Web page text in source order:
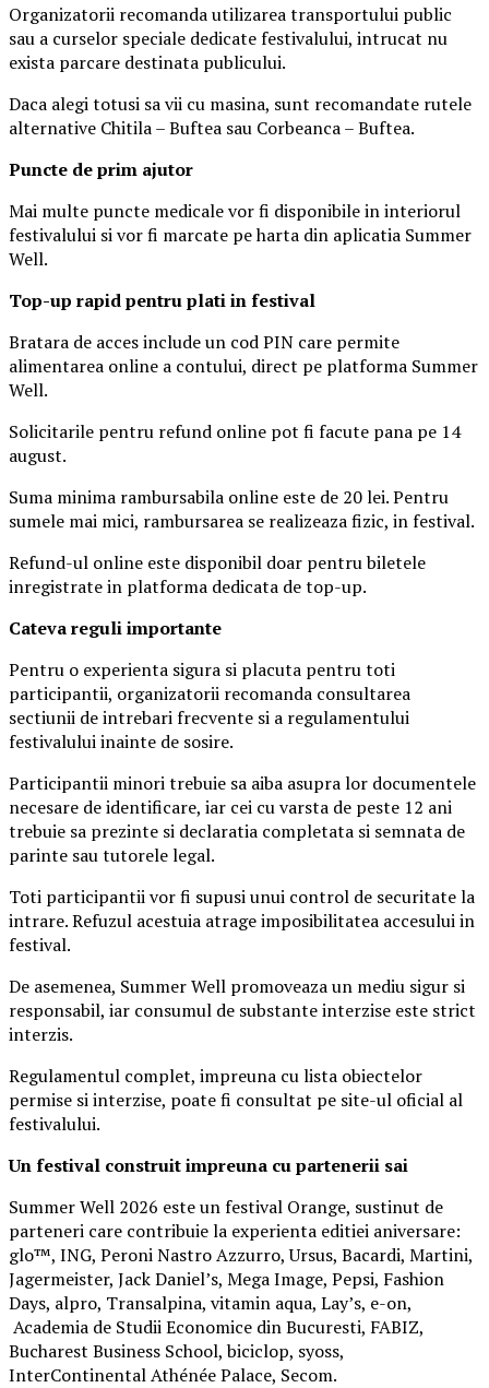
Organizatorii recomanda utilizarea transportului public
sau a curselor speciale dedicate festivalului, intrucat nu
exista parcare destinata publicului.
Daca alegi totusi sa vii cu masina, sunt recomandate rutele
alternative Chitila – Buftea sau Corbeanca – Buftea.
Puncte de prim ajutor
Mai multe puncte medicale vor fi disponibile in interiorul
festivalului si vor fi marcate pe harta din aplicatia Summer
Well.
Top-up rapid pentru plati in festival
Bratara de acces include un cod PIN care permite
alimentarea online a contului, direct pe platforma Summer
Well.
Solicitarile pentru refund online pot fi facute pana pe 14
august.
Suma minima rambursabila online este de 20 lei. Pentru
sumele mai mici, rambursarea se realizeaza fizic, in festival.
Refund-ul online este disponibil doar pentru biletele
inregistrate in platforma dedicata de top-up.
Cateva reguli importante
Pentru o experienta sigura si placuta pentru toti
participantii, organizatorii recomanda consultarea
sectiunii de intrebari frecvente si a regulamentului
festivalului inainte de sosire.
Participantii minori trebuie sa aiba asupra lor documentele
necesare de identificare, iar cei cu varsta de peste 12 ani
trebuie sa prezinte si declaratia completata si semnata de
parinte sau tutorele legal.
Toti participantii vor fi supusi unui control de securitate la
intrare. Refuzul acestuia atrage imposibilitatea accesului in
festival.
De asemenea, Summer Well promoveaza un mediu sigur si
responsabil, iar consumul de substante interzise este strict
interzis.
Regulamentul complet, impreuna cu lista obiectelor
permise si interzise, poate fi consultat pe site-ul oficial al
festivalului.
Un festival construitimpreuna cu partenerii sai
Summer Well 2026 este un festival Orange, sustinut de
parteneri care contribuie la experienta editiei aniversare:
glo™, ING, Peroni Nastro Azzurro, Ursus, Bacardi, Martini,
Jagermeister, Jack Daniel’s, Mega Image, Pepsi, Fashion
Days, alpro, Transalpina, vitamin aqua, Lay’s, e-on,
Academia de Studii Economice din Bucuresti, FABIZ,
Bucharest Business School, biciclop, syoss,
InterContinental Athénée Palace, Secom.